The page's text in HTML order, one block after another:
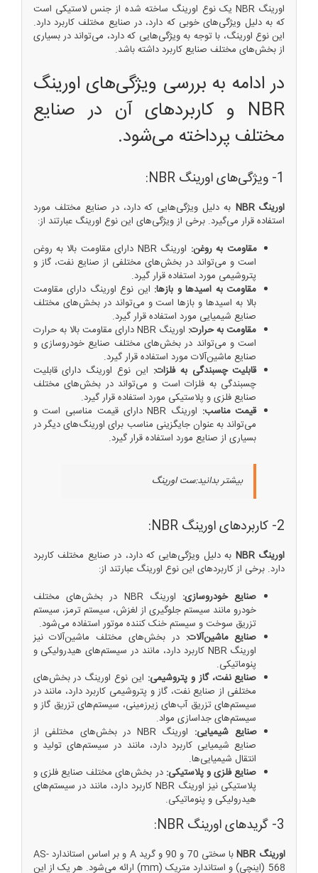
اورینگ NBR یک نوع اورینگ ساخته شده از جنس لاستیکی است
که به دلیل ویژگی‌های خوبی که دارد، در صنایع مختلف کاربرد دارد.
این نوع اورینگ، با توجه به ویژگی‌هایی که دارد، می‌تواند در بسیاری
از بخش‌های مختلف صنایع کاربرد داشته باشد.
در ادامه به بررسی ویژگی‌های اورینگ
NBR و کاربردهای آن در صنایع
مختلف پرداخته می‌شود.
1- ویژگی‌های اورینگ NBR:
اورینگ NBR
به دلیل ویژگی‌هایی که دارد، در صنایع مختلف مورد
استفاده قرار می‌گیرد. برخی از ویژگی‌های این نوع اورینگ عبارتند از:
مقاومت به روغن:
اورینگ NBR دارای مقاومت بالا به روغن
است و می‌تواند در بخش‌های مختلفی از صنایع نفت، گاز و
پتروشیمی مورد استفاده قرار گیرد.
مقاومت به اسیدها و بازها: این نوع اورینگ دارای مقاومت
بالا به اسیدها و بازها است و می‌تواند در بخش‌های مختلف
صنایع شیمیایی مورد استفاده قرار گیرد.
مقاومت به حرارت:
اورینگ NBR دارای مقاومت بالا به حرارت
است و می‌تواند در بخش‌های مختلف صنایع خودروسازی و
صنایع ماشین‌آلات مورد استفاده قرار گیرد.
قابلیت چسبندگی به فلزات: این نوع اورینگ دارای قابلیت
چسبندگی به فلزات است و می‌تواند در بخش‌های مختلف
صنایع فلزی و پلاستیکی مورد استفاده قرار گیرد.
قیمت مناسب:
اورینگ NBR دارای قیمت مناسبی است و
می‌تواند به عنوان جایگزینی مناسب برای اورینگ‌های دیگر در
بسیاری از صنایع مورد استفاده قرار گیرد.
بیشتر بدانید:ست اورینگ
2- کاربردهای اورینگ NBR:
اورینگ NBR
به دلیل ویژگی‌هایی که دارد، در صنایع مختلف کاربرد
دارد. برخی از کاربردهای این نوع اورینگ عبارتند از:
صنایع خودروسازی:
اورینگ NBR در بخش‌های مختلف
خودرو مانند سیستم جلوگیری از لغزش، سیستم ترمز، سیستم
تزریق سوخت و سیستم خنک کننده موتور استفاده می‌شود.
صنایع ماشین‌آلات: در بخش‌های مختلف ماشین‌‌آلات نیز
اورینگ NBR کاربرد دارد، مانند در سیستم‌های هیدرولیکی و
پنوماتیکی.
صنایع نفت، گاز و پتروشیمی: این نوع اورینگ در بخش‌های
مختلفی از صنایع نفت، گاز و پتروشیمی کاربرد دارد، مانند در
سیستم‌های تزریق آب‌های زیرزمینی، سیستم‌های تزریق گاز و
سیستم‌های جداسازی مواد.
صنایع شیمیایی:
اورینگ NBR در بخش‌های مختلفی از
صنایع شیمیایی کاربرد دارد، مانند در سیستم‌های تولید و
انتقال شیمیایی‌ها.
صنایع فلزی و پلاستیکی: در بخش‌های مختلف صنایع فلزی و
پلاستیکی نیز اورینگ NBR کاربرد دارد، مانند در سیستم‌های
هیدرولیکی و پنوماتیکی.
3- گریدهای اورینگ NBR:
اورینگ NBR
با سختی 70 و 90 و گرید A و بر اساس استاندارد AS-
568 (اینچی) و استاندارد متریک (mm) ارائه می‌شود. هر یک از این